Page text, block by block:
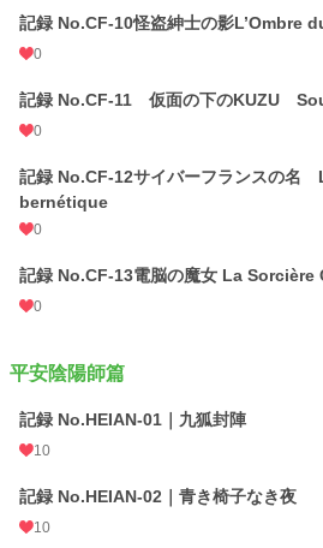
記録 No.CF-10怪盗紳士の影L’Ombre
0
記録 No.CF-11 仮面の下のKUZU
0
記録 No.CF-12サイバーフランスの名
bernétique
0
記録 No.CF-13電脳の魔女 La
0
平安陰陽師篇
記録 No.HEIAN-01｜九狐封陣
10
記録 No.HEIAN-02｜青き椅子なき夜
10